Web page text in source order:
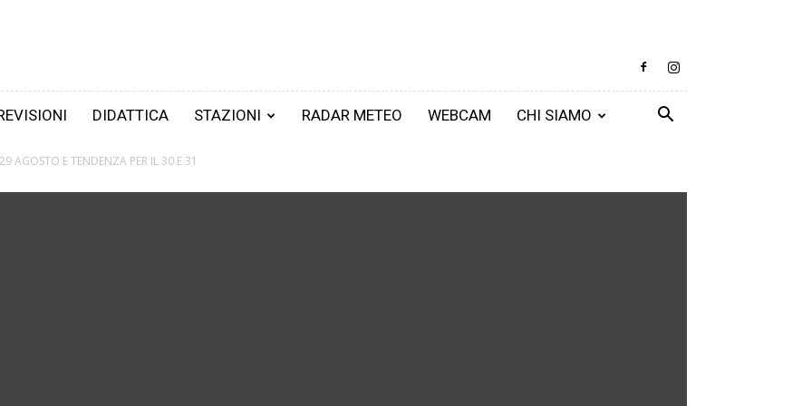
DIDATTICA STAZIONI RADAR METEO WEBCAM CHI SIAMO
AGOSTO E TENDENZA PER IL 30 E 31